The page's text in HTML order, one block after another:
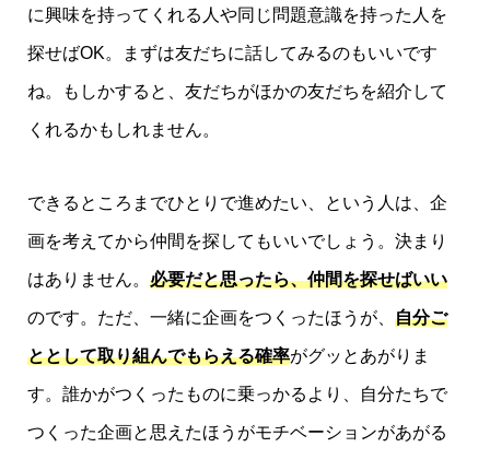
に興味を持ってくれる人や同じ問題意識を持った人を
探せばOK。まずは友だちに話してみるのもいいです
ね。もしかすると、友だちがほかの友だちを紹介して
くれるかもしれません。
できるところまでひとりで進めたい、という人は、企
画を考えてから仲間を探してもいいでしょう。決まり
はありません。 必要だと思ったら、仲間を探せばいい
のです。ただ、一緒に企画をつくったほうが、 自分ご
ととして取り組んでもらえる確率がグッとあがりま
す。誰かがつくったものに乗っかるより、自分たちで
つくった企画と思えたほうがモチベーションがあがる